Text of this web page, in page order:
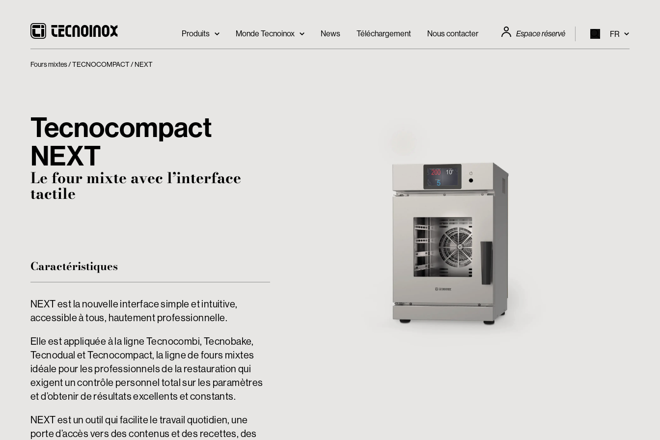
Produits Monde Tecnoinox News Téléchargement Nous contacter Espace réservé FR
Fours mixtes TECNOCOMPACT NEXT
Tecnocompact
NEXT
Le four mixte avec l’interface
tactile
Caractéristiques
NEXT est la nouvelle interface simple et intuitive,
accessible à tous, hautement professionnelle.
Elle est appliquée à la ligne Tecnocombi, Tecnobake,
Tecnodual et Tecnocompact, la ligne de fours mixtes
idéale pour les professionnels de la restauration qui
exigent un contrôle personnel total sur les paramètres
et d’obtenir de résultats excellents et constants.
NEXT est un outil qui facilite le travail quotidien, une
porte d’accès vers des contenus et des recettes, des